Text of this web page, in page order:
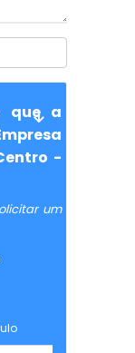
que a
-
um